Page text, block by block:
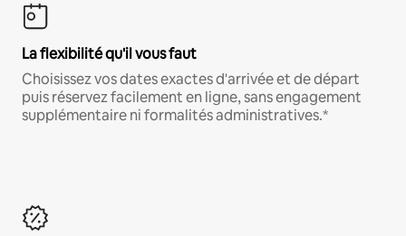
La flexibilité qu'il vous faut
Choisissez vos dates exactes d'arrivée et de départ
puis réservez facilement en ligne, sans engagement
supplémentaire ni formalités administratives.*